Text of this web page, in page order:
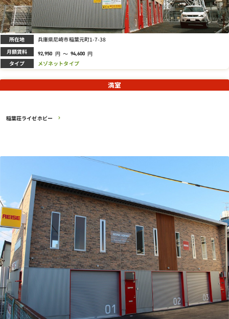
所在地 兵庫県尼崎市稲葉元町1-7-38
月額賃料 92,950 円 ～ 94,600 円
タイプ メゾネットタイプ
稲葉荘ライゼホビー
満室